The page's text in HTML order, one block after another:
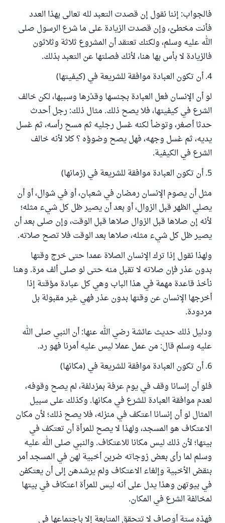
فالجواب: إننا نقول إن قصدت التعبد لله تعالى بهذا العدد
فأنت مخطئ، وإن قصدت الزيادة على ما شرع الرسول صلى
الله عليه وسلم، ولكنك تعتقد أن المشروع ثلاثة وثلاثون
فالزيادة لا بأس بها هنا، لأنك فصلتها عن التعبد بذلك.
4. أن تكون العبادة موافقة للشريعة في (كيفيتها)
لو أن الإنسان فعل العبادة بجنسها وقدْرها وسببها، لكن خالف
الشرع في كيفيتها، فلا يصح ذلك. مثال ذلك: رجل أحدث
حدثا أصغر، وتوضأ لكنه غسل رجليه ثم مسح رأسه، ثم غسل
يديه، ثم غسل وجهه، فهل يصح وضوؤه ؟ كلا لأنه خالف
الشرع في الكيفية.
5. أن تكون العبادة موافقة للشريعة في (زمانها)
مثل أن يصوم الإنسان رمضان في شعبان، أو في شوال، أو أن
يصلي الظهر قبل الزوال، أو بعد أن يصير ظل كل شيء مثله؛
لأنه إن صلاها قبل الزوال صلاها قبل الوقت، وإن صلى بعد أن
يصير ظل كل شيء مثله، صلاها بعد الوقت فلا تصح صلاته.
ولهذا نقول إذا ترك الإنسان الصلاة عمدا حتى خرج وقتها
بدون عذر فإن صلاته لا تقبل منه حتى لو صلى ألف مرة. وهنا
نأخذ قاعدة مهمة في هذا الباب وهي كل عبادة مؤقتة إذا
أخرجها الإنسان عن وقتها بدون عذر فهي غير مقبولة بل
مردودة.
ودليل ذلك حديث عائشة رضي الله عنها: أن النبي صلى الله
عليه وسلم قال: من عمل عملا ليس عليه أمرنا فهو رد.
6. أن تكون العبادة موافقة للشريعة في (مكانها)
فلو أن إنسانا وقف في يوم عرفة بمزدلفة، لم يصح وقوفه،
لعدم موافقة العبادة للشرع في مكانها. وكذلك على سبيل
المثال لو أن إنسانا اعتكف في منزله، فلا يصح ذلك؛ لأن مكان
الاعتكاف هو المسجد، ولهذا لا يصح للمرأة أن تعتكف في
بيتها؛ لأن ذلك ليس مكانا للاعتكاف. والنبي صلى الله عليه
وسلم لما رأى بعض زوجاته ضربن أخبية لهن في المسجد أمر
بنقض الأخبية وإلغاء الاعتكاف ولم يرشدهن إلى أن يعتكفن
في بيوتهن وهذا يدل على أنه ليس للمرأة اعتكاف في بيتها
لمخالفة الشرع في المكان.
فهذه ستة أوصاف لا تتحقق المتابعة إلا باجتماعها في